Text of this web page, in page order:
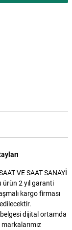
VE SAAT SANAYİ
ürün 2 yıl garanti
kargo firması
dijital ortamda